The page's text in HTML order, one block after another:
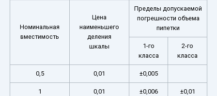
Номинальная
вместимость
Цена
наименьшего
деления
шкалы
Пределы допускаемой
погрешности объема
пипетки
1-го
класса
2-го
класса
0,5 0,01 ±0,005
1 0,01 ±0,006 ±0,01